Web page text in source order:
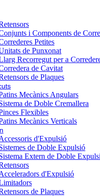
i Components de
Petites
de Punxonat
Recorregut per a
de Cavitat
de Plaques
Mecànics Angulars
de Doble Cremallera
Flexibles
Mecànics Verticals
d'Expulsió
de Doble Expulsió
Extern de Doble
d'Expulsió
de Plaques